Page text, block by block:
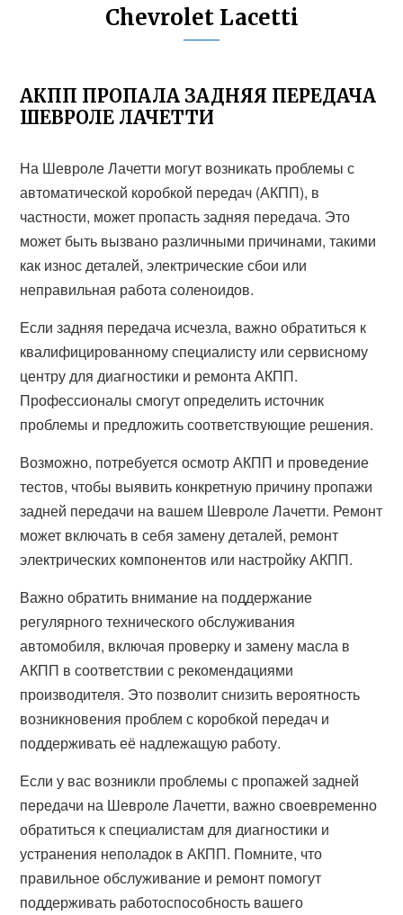
Chevrolet Lacetti
АКПП ПРОПАЛА ЗАДНЯЯ ПЕРЕДАЧА
ШЕВРОЛЕ ЛАЧЕТТИ
На Шевроле Лачетти могут возникать проблемы с
автоматической коробкой передач (АКПП), в
частности, может пропасть задняя передача. Это
может быть вызвано различными причинами, такими
как износ деталей, электрические сбои или
неправильная работа соленоидов.
Если задняя передача исчезла, важно обратиться к
квалифицированному специалисту или сервисному
центру для диагностики и ремонта АКПП.
Профессионалы смогут определить источник
проблемы и предложить соответствующие решения.
Возможно, потребуется осмотр АКПП и проведение
тестов, чтобы выявить конкретную причину пропажи
задней передачи на вашем Шевроле Лачетти. Ремонт
может включать в себя замену деталей, ремонт
электрических компонентов или настройку АКПП.
Важно обратить внимание на поддержание
регулярного технического обслуживания
автомобиля, включая проверку и замену масла в
АКПП в соответствии с рекомендациями
производителя. Это позволит снизить вероятность
возникновения проблем с коробкой передач и
поддерживать её надлежащую работу.
Если у вас возникли проблемы с пропажей задней
передачи на Шевроле Лачетти, важно своевременно
обратиться к специалистам для диагностики и
устранения неполадок в АКПП. Помните, что
правильное обслуживание и ремонт помогут
поддерживать работоспособность вашего